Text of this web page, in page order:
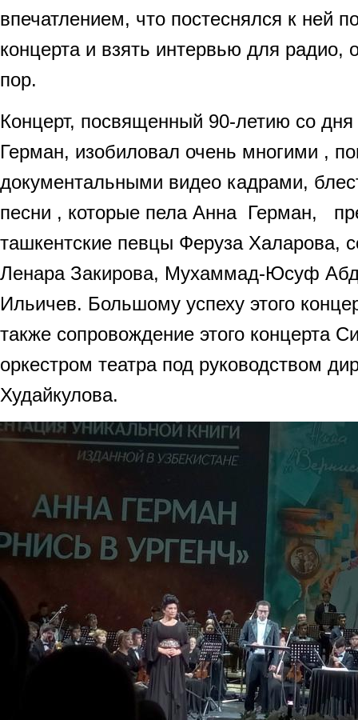
впечатлением, что постеснялся к ней
концерта и взять интервью для
пор.
Концерт, посвященный 90-летию со
Герман, изобиловал очень многими ,
документальными видео кадрами,
песни , которые пела Анна Герман,
ташкентские певцы Феруза Халарова,
Ленара Закирова, Мухаммад-Юсуф
Ильичев. Большому успеху этого
также сопровождение этого концерта
оркестром театра под руководством
Худайкулова.